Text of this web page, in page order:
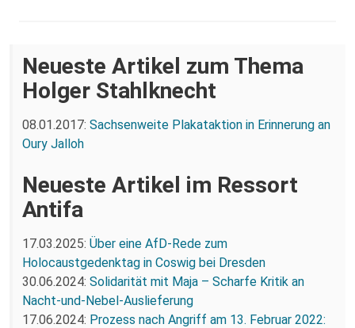
Neueste Artikel zum Thema
Holger Stahlknecht
08.01.2017: Sachsenweite Plakataktion in Erinnerung an
Oury Jalloh
Neueste Artikel im Ressort
Antifa
17.03.2025: Über eine AfD-Rede zum
Holocaustgedenktag in Coswig bei Dresden
30.06.2024: Solidarität mit Maja – Scharfe Kritik an
Nacht-und-Nebel-Auslieferung
17.06.2024: Prozess nach Angriff am 13. Februar 2022: